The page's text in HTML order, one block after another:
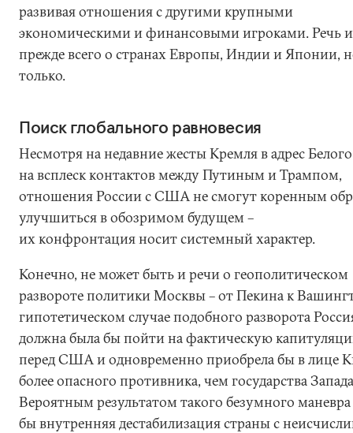
развивая отношения с другими крупными
экономическими и финансовыми игроками. Речь
прежде всего о странах Европы, Индии и Японии,
только.
Поиск глобального равновесия
Несмотря на недавние жесты Кремля в адрес
на всплеск контактов между Путиным и Трампом,
отношения России с США не смогут коренным
улучшиться в обозримом будущем –
их конфронтация носит системный характер.
Конечно, не может быть и речи о геополитическом
развороте политики Москвы – от Пекина к
гипотетическом случае подобного разворота
должна была бы пойти на фактическую
перед США и одновременно приобрела бы в лице
более опасного противника, чем государства
Вероятным результатом такого безумного
бы внутренняя дестабилизация страны с